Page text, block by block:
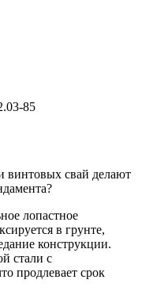
85
винтовых свай делают
лопастное
в грунте,
конструкции.
стали с
продлевает срок